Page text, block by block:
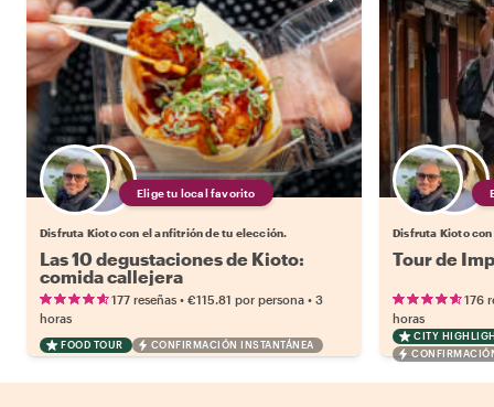
Elige tu local favorito
Disfruta Kioto con el anfitrión de tu elección.
Las 10 degustaciones de Kioto:
comida callejera
177 reseñas • €115.81 por persona • 3
horas
FOOD TOUR CONFIRMACIÓN INSTANTÁNEA
Disfruta Kioto
Tour de
176
horas
CITY